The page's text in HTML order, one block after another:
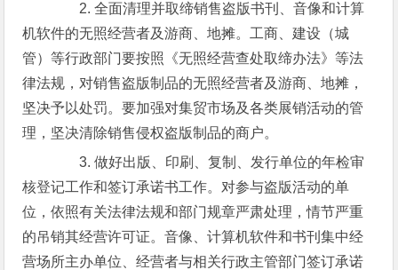
2. 全面清理并取缔销售盗版书刊、音像和计算
机软件的无照经营者及游商、地摊。工商、建设（城
管）等行政部门要按照《无照经营查处取缔办法》等法
律法规，对销售盗版制品的无照经营者及游商、地摊，
坚决予以处罚。要加强对集贸市场及各类展销活动的管
理，坚决清除销售侵权盗版制品的商户。
3. 做好出版、印刷、复制、发行单位的年检审
核登记工作和签订承诺书工作。对参与盗版活动的单
位，依照有关法律法规和部门规章严肃处理，情节严重
的吊销其经营许可证。音像、计算机软件和书刊集中经
营场所主办单位、经营者与相关行政主管部门签订承诺